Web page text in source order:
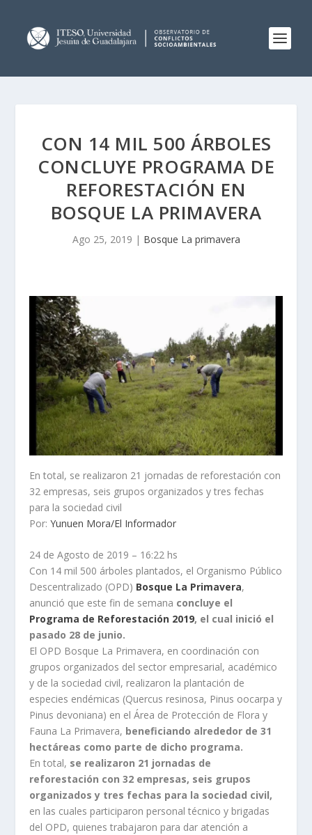
CON 14 MIL 500 ÁRBOLES
CONCLUYE PROGRAMA DE
REFORESTACIÓN EN
BOSQUE LA PRIMAVERA
Ago 25, 2019 | Bosque La primavera
En total, se realizaron 21 jornadas de reforestación con
32 empresas, seis grupos organizados y tres fechas
para la sociedad civil
Por:Yunuen Mora/El Informador
24 de Agosto de 2019 – 16:22 hs
Con 14 mil 500 árboles plantados, el Organismo Público
Descentralizado (OPD) Bosque La Primavera,
anunció que este fin de semana concluye el
Programa de Reforestación 2019, el cual inició el
pasado 28 de junio.
El OPD Bosque La Primavera, en coordinación con
grupos organizados del sector empresarial, académico
y de la sociedad civil, realizaron la plantación de
especies endémicas (Quercus resinosa, Pinus oocarpa y
Pinus devoniana) en el Área de Protección de Flora y
Fauna La Primavera, beneficiando alrededor de 31
hectáreas como parte de dicho programa.
En total, se realizaron 21 jornadas de
reforestación con 32 empresas, seis grupos
organizados y tres fechas para la sociedad civil,
en las cuales participaron personal técnico y brigadas
del OPD, quienes trabajaron para dar atención a